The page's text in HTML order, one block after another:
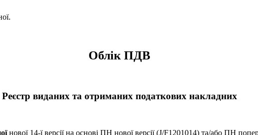
Облік ПДВ
Реєстр виданих та отриманих податкових накладних
нової 14-ї версії на основі ПН нової версії (J/F1201014) та/або ПН